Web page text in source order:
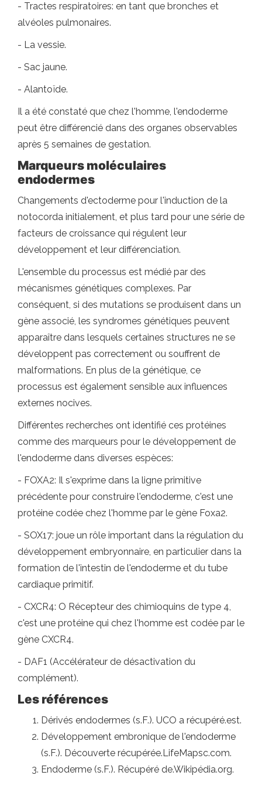
- Tractes respiratoires: en tant que bronches et
alvéoles pulmonaires.
- La vessie.
- Sac jaune.
- Alantoïde.
Il a été constaté que chez l'homme, l'endoderme
peut être différencié dans des organes observables
après 5 semaines de gestation.
Marqueurs moléculaires
endodermes
Changements d'ectoderme pour l'induction de la
notocorda initialement, et plus tard pour une série de
facteurs de croissance qui régulent leur
développement et leur différenciation.
L'ensemble du processus est médié par des
mécanismes génétiques complexes. Par
conséquent, si des mutations se produisent dans un
gène associé, les syndromes génétiques peuvent
apparaître dans lesquels certaines structures ne se
développent pas correctement ou souffrent de
malformations. En plus de la génétique, ce
processus est également sensible aux influences
externes nocives.
Différentes recherches ont identifié ces protéines
comme des marqueurs pour le développement de
l'endoderme dans diverses espèces:
- FOXA2: Il s'exprime dans la ligne primitive
précédente pour construire l'endoderme, c'est une
protéine codée chez l'homme par le gène Foxa2.
- SOX17: joue un rôle important dans la régulation du
développement embryonnaire, en particulier dans la
formation de l'intestin de l'endoderme et du tube
cardiaque primitif.
- CXCR4: O Récepteur des chimioquins de type 4,
c'est une protéine qui chez l'homme est codée par le
gène CXCR4.
- DAF1 (Accélérateur de désactivation du
complément).
Les références
Dérivés endodermes (s.F.). UCO a récupéré.est.
Développement embronique de l'endoderme
(s.F.). Découverte récupérée.LifeMapsc.com.
Endoderme (s.F.). Récupéré de.Wikipédia.org.